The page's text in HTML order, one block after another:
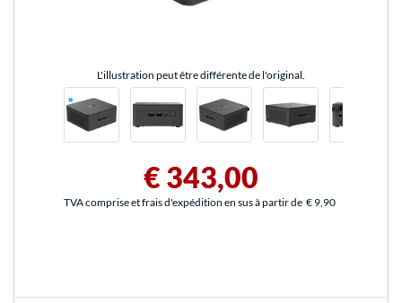
L'illustration peut être différente de l'original.
€ 343,00
TVA comprise et frais d'expédition en sus à partir de € 9,90